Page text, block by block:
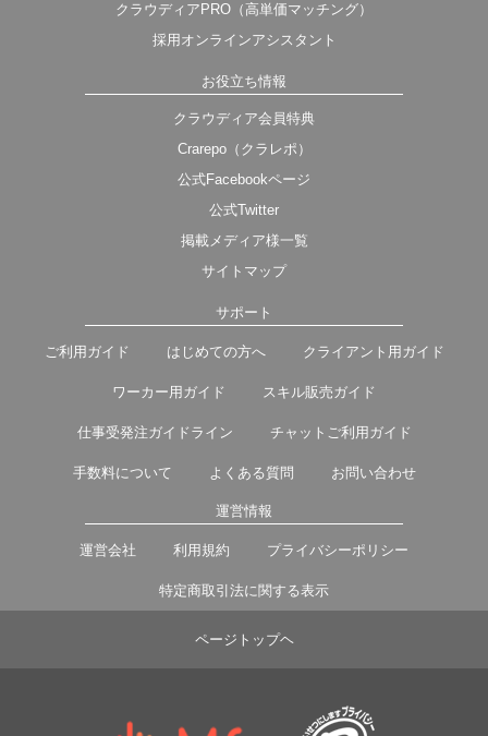
クラウディアPRO（高単価マッチング）
採用オンラインアシスタント
お役立ち情報
クラウディア会員特典
Crarepo（クラレポ）
公式Facebookページ
公式Twitter
掲載メディア様一覧
サイトマップ
サポート
ご利用ガイド はじめての方へ クライアント用ガイド
ワーカー用ガイド スキル販売ガイド
仕事受発注ガイドライン チャットご利用ガイド
手数料について よくある質問 お問い合わせ
運営情報
運営会社 利用規約 プライバシーポリシー
特定商取引法に関する表示
ページトップヘ